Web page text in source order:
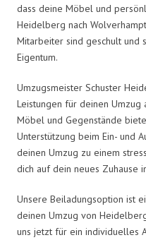
dass deine Möbel und
Heidelberg nach
Mitarbeiter sind geschult und
Eigentum.
Umzugsmeister Schuster
Leistungen für deinen
Möbel und Gegenstände
Unterstützung beim Ein- und
deinen Umzug zu einem
dich auf dein neues Zuhause
Unsere Beiladungsoption ist
deinen Umzug von
uns jetzt für ein individuelles